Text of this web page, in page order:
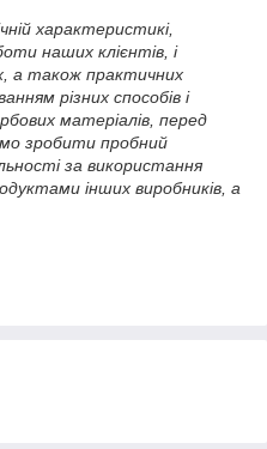
характеристикі,
наших клієнтів, і
а також практичних
різних способів і
матеріалів, перед
зробити пробний
за використання
інших виробників, а